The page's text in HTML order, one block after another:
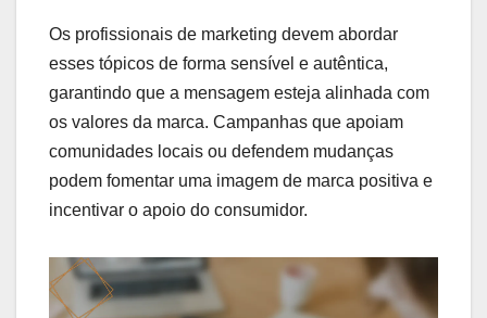
Os profissionais de marketing devem abordar
esses tópicos de forma sensível e autêntica,
garantindo que a mensagem esteja alinhada com
os valores da marca. Campanhas que apoiam
comunidades locais ou defendem mudanças
podem fomentar uma imagem de marca positiva e
incentivar o apoio do consumidor.